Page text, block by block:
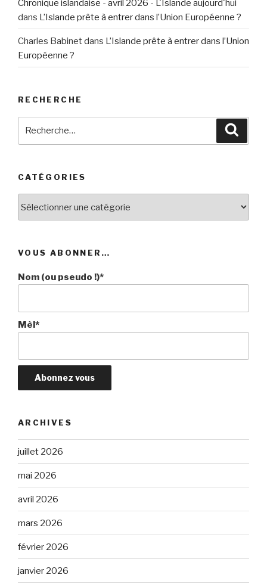
Chronique islandaise - avril 2026 - L'Islande aujourd'hui
dans L’Islande prête à entrer dans l’Union Européenne ?
Charles Babinetdans L’Islande prête à entrer dans l’Union
Européenne ?
RECHERCHE
CATÉGORIES
VOUS ABONNER…
Nom (ou pseudo !)*
Mèl*
ARCHIVES
juillet 2026
mai 2026
avril 2026
mars 2026
février 2026
janvier 2026